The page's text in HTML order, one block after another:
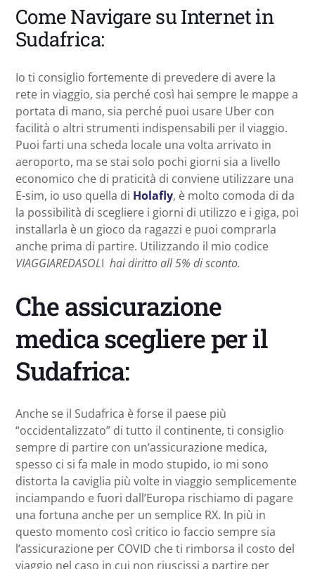
Come Navigare su Internet in
Sudafrica:
Io ti consiglio fortemente di prevedere di avere la
rete in viaggio, sia perché così hai sempre le mappe a
portata di mano, sia perché puoi usare Uber con
facilità o altri strumenti indispensabili per il viaggio.
Puoi farti una scheda locale una volta arrivato in
aeroporto, ma se stai solo pochi giorni sia a livello
economico che di praticità di conviene utilizzare una
E-sim, io uso quella di Holafly, è molto comoda di da
la possibilità di scegliere i giorni di utilizzo e i giga, poi
installarla è un gioco da ragazzi e puoi comprarla
anche prima di partire. Utilizzando il mio codice
VIAGGIAREDASOLI hai diritto all 5% di sconto.
Che assicurazione
medica scegliere per il
Sudafrica:
Anche se il Sudafrica è forse il paese più
“occidentalizzato” di tutto il continente, ti consiglio
sempre di partire con un’assicurazione medica,
spesso ci si fa male in modo stupido, io mi sono
distorta la caviglia più volte in viaggio semplicemente
inciampando e fuori dall’Europa rischiamo di pagare
una fortuna anche per un semplice RX. In più in
questo momento così critico io faccio sempre sia
l’assicurazione per COVID che ti rimborsa il costo del
viaggio nel caso in cui non riuscissi a partire per